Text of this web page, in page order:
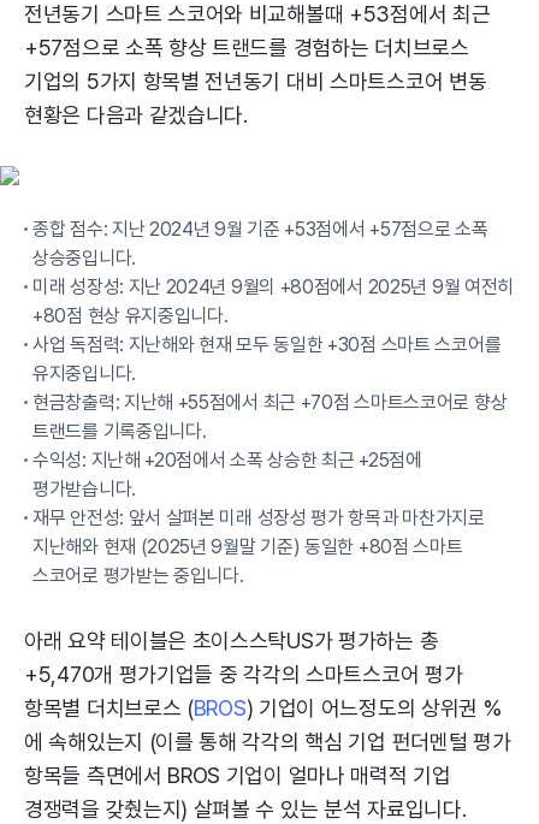
전년동기 스마트 스코어와 비교해볼때 +53점에서 최근
+57점으로 소폭 향상 트랜드를 경험하는 더치브로스
기업의 5가지 항목별 전년동기 대비 스마트스코어 변동
현황은 다음과 같겠습니다.
종합 점수: 지난 2024년 9월 기준 +53점에서 +57점으로 소폭
상승중입니다.
미래 성장성: 지난 2024년 9월의 +80점에서 2025년 9월 여전히
+80점 현상 유지중입니다.
사업 독점력: 지난해와 현재 모두 동일한 +30점 스마트 스코어를
유지중입니다.
현금창출력: 지난해 +55점에서 최근 +70점 스마트스코어로 향상
트랜드를 기록중입니다.
수익성: 지난해 +20점에서 소폭 상승한 최근 +25점에
평가받습니다.
재무 안전성: 앞서 살펴본 미래 성장성 평가 항목과 마찬가지로
지난해와 현재 (2025년 9월말 기준) 동일한 +80점 스마트
스코어로 평가받는 중입니다.
아래 요약 테이블은 초이스스탁US가 평가하는 총
+5,470개 평가기업들 중 각각의 스마트스코어 평가
항목별 더치브로스 (BROS) 기업이 어느정도의 상위권 %
에 속해있는지 (이를 통해 각각의 핵심 기업 펀더멘털 평가
항목들 측면에서 BROS 기업이 얼마나 매력적 기업
경쟁력을 갖췄는지) 살펴볼 수 있는 분석 자료입니다.